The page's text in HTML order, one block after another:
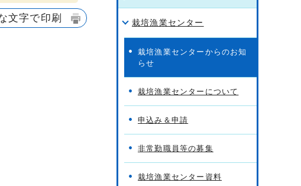
文字で印刷 栽培漁業センター
栽培漁業センターからのお知
らせ
栽培漁業センターについて
申込み＆申請
非常勤職員等の募集
栽培漁業センター資料